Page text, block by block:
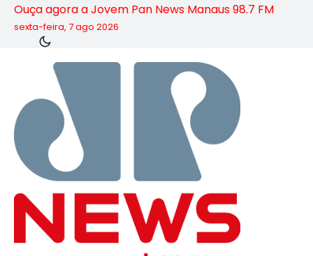
Ouça agora a Jovem Pan News Manaus 98.7 FM
sexta-feira, 7 ago 2026